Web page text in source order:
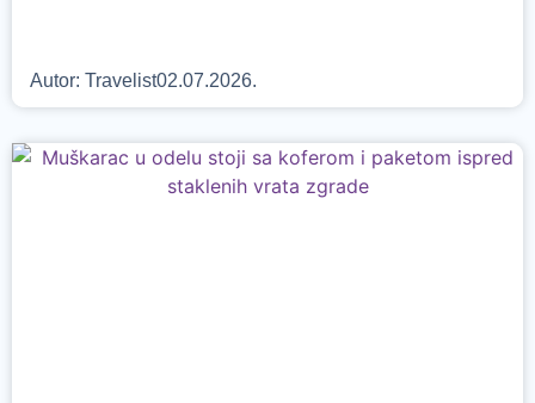
Autor: Travelist02.07.2026.